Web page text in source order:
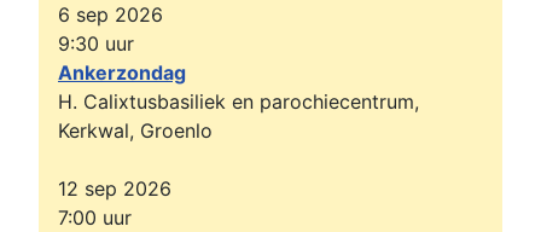
6 sep 2026
9:30 uur
Ankerzondag
H. Calixtusbasiliek en parochiecentrum,
Kerkwal, Groenlo
12 sep 2026
7:00 uur